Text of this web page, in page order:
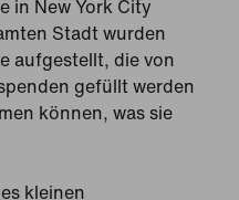
in New York City
Stadt wurden
aufgestellt, die von
gefüllt werden
können, was sie
kleinen